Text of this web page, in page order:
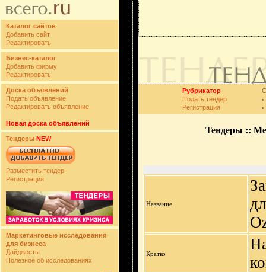
Каталог сайтов
Добавить сайт
Редактировать
Бизнес-каталог
Добавить фирму
Редактировать
Доска объявлений
Подать объявление
Редактировать объявление
Новая доска объявлений
Тендеры NEW
Разместить тендер
Регистрация
Маркетинговые исследования
для бизнеса
Дайджесты
Полезное об исследованиях
Рубрикатор
Подать тендер
Регистрация
Тендеры ::
Название
Кратко